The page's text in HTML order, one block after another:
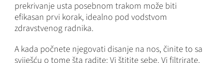
prekrivanje usta posebnom trakom može biti
efikasan prvi korak, idealno pod vodstvom
zdravstvenog radnika.
A kada počnete njegovati disanje na nos, činite to sa
sviješću o tome šta radite: Vi štitite sebe. Vi filtrirate.